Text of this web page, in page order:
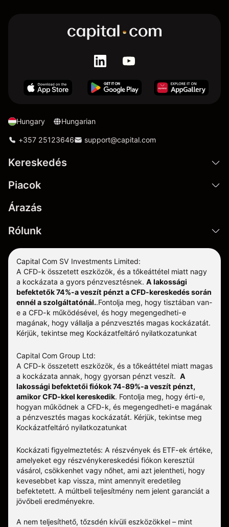
Hungary Hungarian
+357 25123646 support@capital.com
Kereskedés
Piacok
Árazás
Rólunk
Capital Com SV Investments Limited:
A CFD-k összetett eszközök, és a tőkeáttétel miatt nagy
a kockázata a gyors pénzvesztésnek. A lakossági
befektetők 74%-a veszít pénzt a CFD-kereskedés során
ennél a szolgáltatónál..Fontolja meg, hogy tisztában van-
e a CFD-k működésével, és hogy megengedheti-e
magának, hogy vállalja a pénzvesztés magas kockázatát.
Kérjük, tekintse meg Kockázatfeltáró nyilatkozatunkat
Capital Com Group Ltd:
A CFD-k összetett eszközök, és a tőkeáttétel miatt magas
a kockázata annak, hogy gyorsan pénzt veszít. A
lakossági befektetői fiókok 74-89%-a veszít pénzt,
amikor CFD-kkel kereskedik. Fontolja meg, hogy érti-e,
hogyan működnek a CFD-k, és megengedheti-e magának
a pénzvesztés magas kockázatát. Kérjük, tekintse meg
Kockázatfeltáró nyilatkozatunkat
Kockázati figyelmeztetés: A részvények és ETF-ek értéke,
amelyeket egy részvénykereskedési fiókon keresztül
vásárol, csökkenhet vagy nőhet, ami azt jelentheti, hogy
kevesebbet kap vissza, mint amennyit eredetileg
befektetett. A múltbeli teljesítmény nem jelent garanciát a
jövőbeli eredményekre.
A nem teljesíthető, tőzsdén kívüli eszközökkel – mint